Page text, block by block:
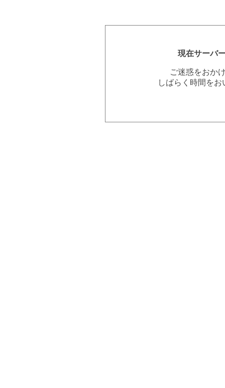
現在サーバ
ご迷惑をおか
しばらく時間を